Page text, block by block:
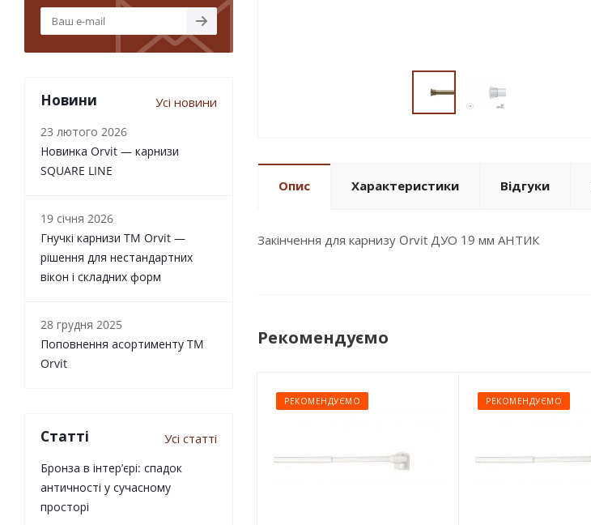
Опис Характеристики Відгуки
Закінчення для карнизу Orvit ДУО 19 мм АНТИК
Рекомендуємо
РЕКОМЕНДУЄМО РЕКОМЕНДУЄМО
Новини Усі новини
23 лютого 2026
Новинка Orvit — карнизи
SQUARE LINE
19 січня 2026
Гнучкі карнизи TM Orvit —
рішення для нестандартних
вікон і складних форм
28 грудня 2025
Поповнення асортименту TM
Orvit
Статті Усі статті
Бронза в інтер’єрі: спадок
античності у сучасному
просторі